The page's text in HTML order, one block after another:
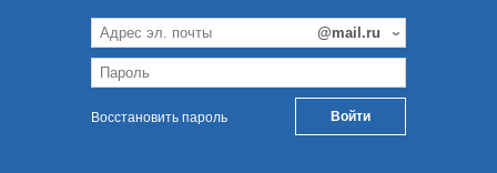
Восстановить пароль